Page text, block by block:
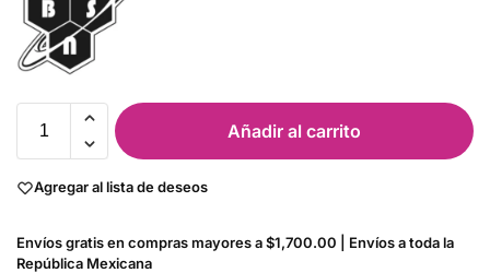
Añadir al carrito
Agregar al lista de deseos
Envíos gratis en compras mayores a $1,700.00 | Envíos a toda la
República Mexicana